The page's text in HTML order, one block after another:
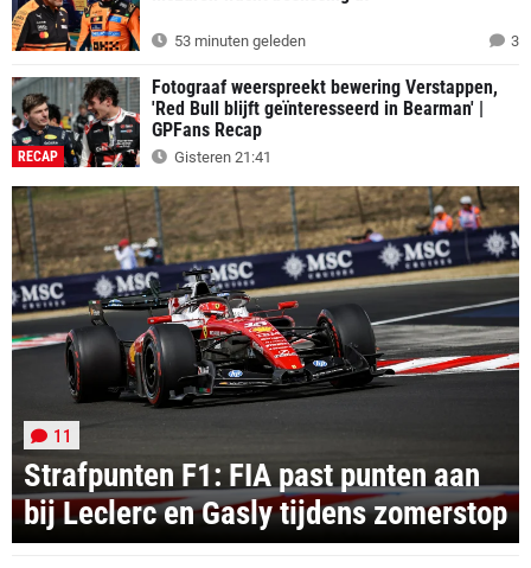
53 minuten geleden 3
RECAP
Fotograaf weerspreekt bewering Verstappen,
'Red Bull blijft geïnteresseerd in Bearman' |
GPFans Recap
Gisteren 21:41
Strafpunten F1: FIA past punten aan
bij Leclerc en Gasly tijdens zomerstop
11